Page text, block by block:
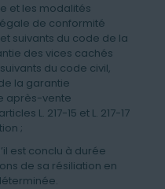
et les modalités
de conformité
et suivants du code de la
des vices cachés
du code civil,
la garantie
après-vente
L. 217-15 et L. 217-17
;
est conclu à durée
de sa résiliation en